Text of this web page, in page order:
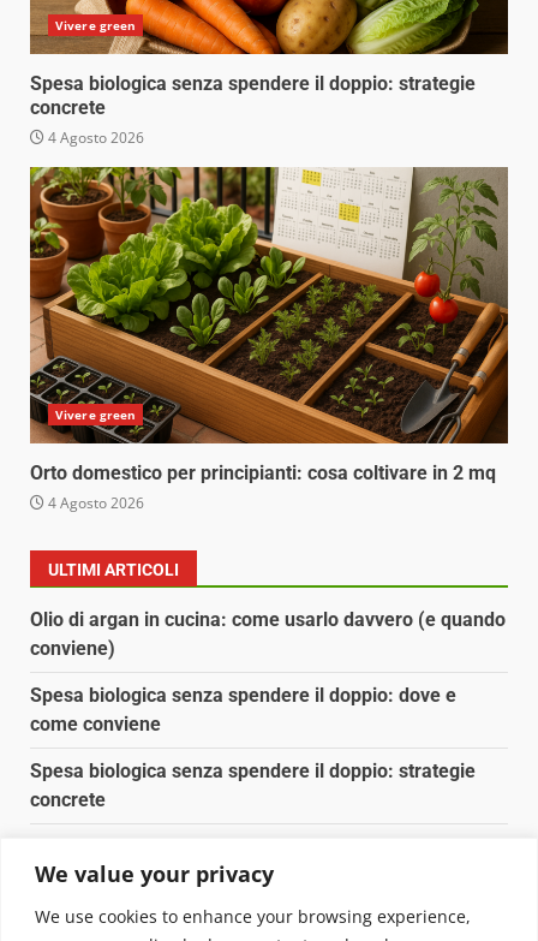
We value your privacy
We use cookies to enhance your browsing experience,
Vivere green
Spesa biologica senza spendere il doppio: strategie
concrete
4 Agosto 2026
Vivere green
Orto domestico per principianti: cosa coltivare in 2 mq
4 Agosto 2026
ULTIMI ARTICOLI
Olio di argan in cucina: come usarlo davvero (e quando
conviene)
Spesa biologica senza spendere il doppio: dove e
come conviene
Spesa biologica senza spendere il doppio: strategie
concrete
Pulizia naturale della casa: 3 ingredienti che
sostituiscono 10 prodotti chimici